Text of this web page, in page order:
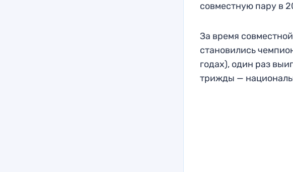
совместную пару в
За время
становились
годах), один раз
трижды —